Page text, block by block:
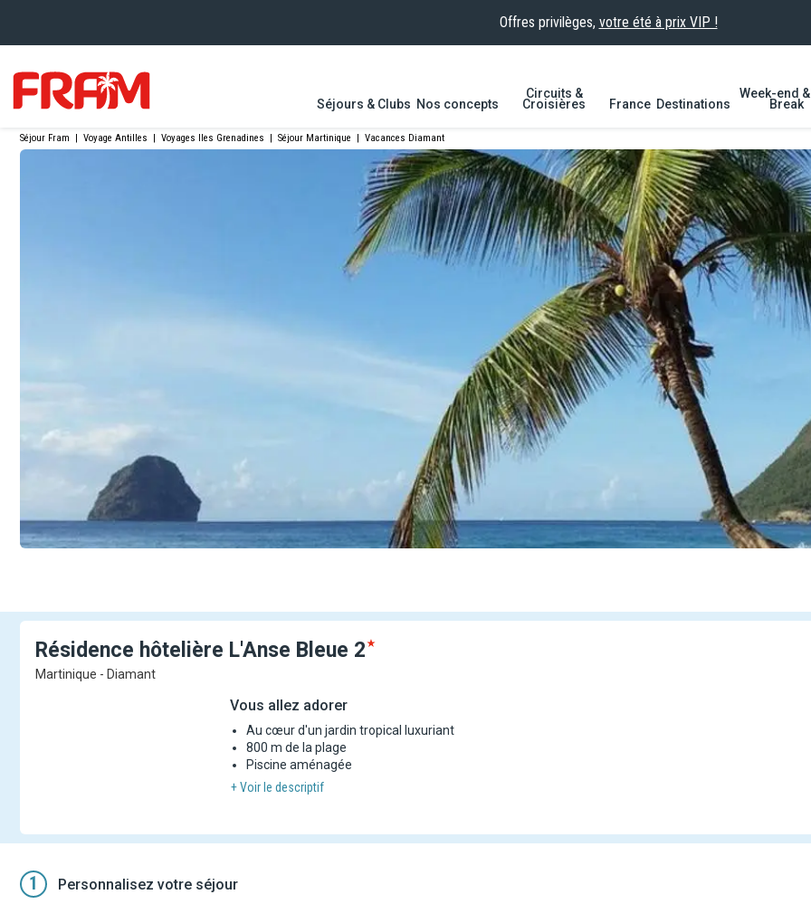
Offres privilèges, votre été à prix VIP !
Séjours & Clubs Nos concepts
Circuits &
Croisières France Destinations
Week-end
Break
Séjour Fram | Voyage Antilles | Voyages Iles Grenadines | Séjour Martinique | Vacances Diamant
Résidence hôtelière L'Anse Bleue 2
Martinique - Diamant
Vous allez adorer
Au cœur d'un jardin tropical luxuriant
800 m de la plage
Piscine aménagée
+ Voir le descriptif
1 Personnalisez votre séjour